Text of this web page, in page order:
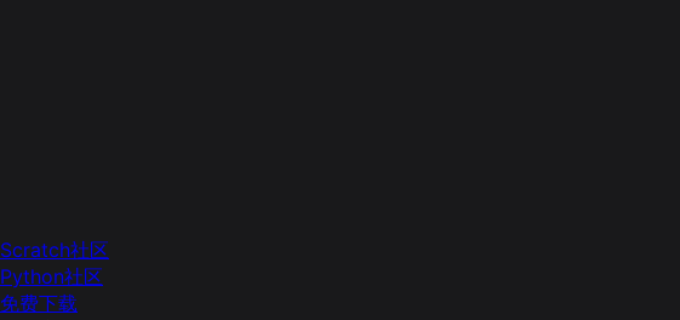
Scratch社区
Python社区
免费下载